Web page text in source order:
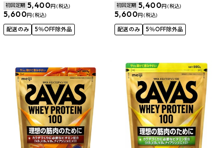
初回定期 5,400円 (税込)
5,600円 (税込)
配送のみ 5％OFF除外品
初回定期 5,400円 (税込)
5,600円 (税込)
配送のみ 5％OFF除外品